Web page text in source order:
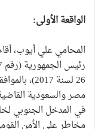
الواقعة الأولى:
26 لسنة
مصر والسعودية
في المدخل الجنوبي